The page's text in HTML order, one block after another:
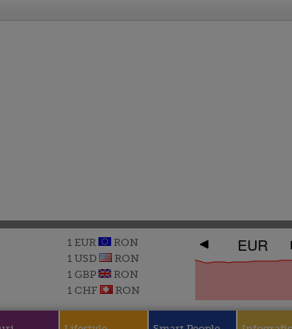
1 EUR
RON
1 USD
RON
1 GBP
RON
1 CHF
RON
EUR